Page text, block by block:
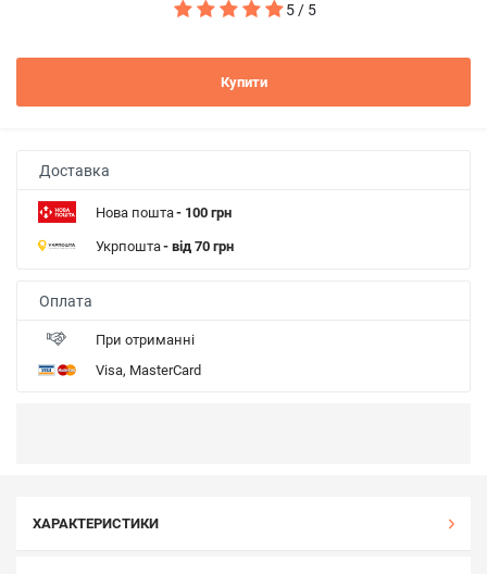
5 / 5
Купити
Доставка
Нова пошта- 100 грн
Укрпошта- від 70 грн
Оплата
При отриманні
Visa, MasterCard
ХАРАКТЕРИСТИКИ